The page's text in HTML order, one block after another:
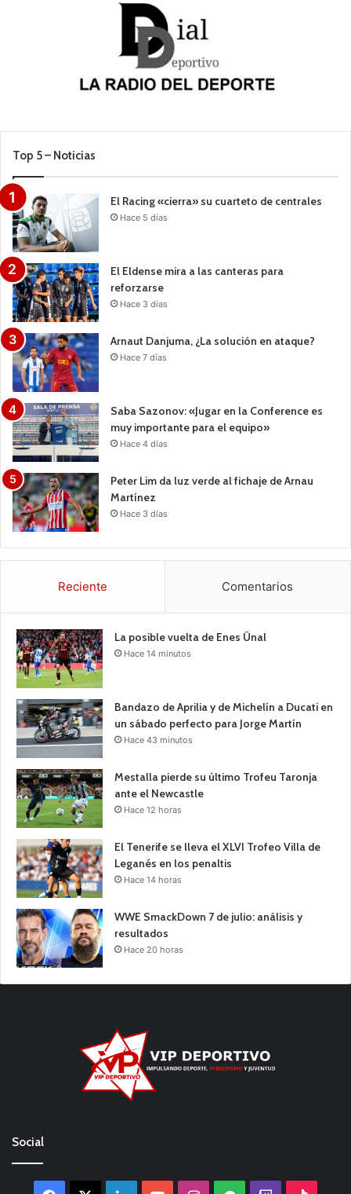
Top 5 – Noticias
El Racing «cierra» su cuarteto de centrales
Hace 5 días
El Eldense mira a las canteras para
reforzarse
Hace 3 días
Arnaut Danjuma, ¿La solución en ataque?
Hace 7 días
Saba Sazonov: «Jugar en la Conference es
muy importante para el equipo»
Hace 4 días
Peter Lim da luz verde al fichaje de Arnau
Martínez
Hace 3 días
Reciente Comentarios
La posible vuelta de Enes Ünal
Hace 14 minutos
Bandazo de Aprilia y de Michelín a Ducati en
un sábado perfecto para Jorge Martín
Hace 43 minutos
Mestalla pierde su último Trofeu Taronja
ante el Newcastle
Hace 12 horas
El Tenerife se lleva el XLVI Trofeo Villa de
Leganés en los penaltis
Hace 14 horas
WWE SmackDown 7 de julio: análisis y
resultados
Hace 20 horas
Social